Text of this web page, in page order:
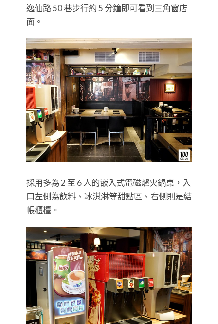
逸仙路 50 巷步行約 5 分鐘即可看到三角窗店
面。
採用多為 2 至 6 人的嵌入式電磁爐火鍋桌，入
口左側為飲料、冰淇淋等甜點區、右側則是結
帳櫃檯。